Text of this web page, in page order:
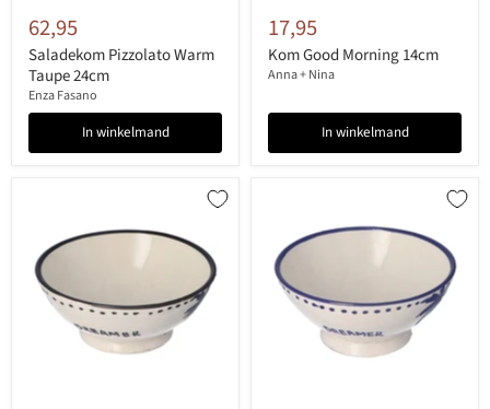
62,95
Saladekom Pizzolato Warm
Taupe 24cm
Enza Fasano
In winkelmand
17,95
Kom Good Morning 14cm
Anna + Nina
In winkelmand